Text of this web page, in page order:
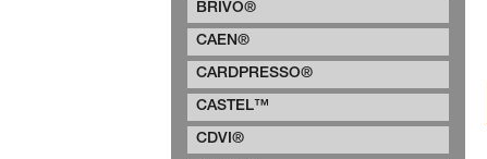
BRIVO®
CAEN®
CARDPRESSO®
CASTEL™
CDVI®